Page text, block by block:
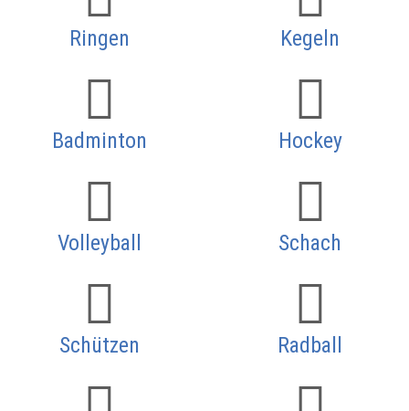
Ringen Kegeln
Badminton Hockey
Volleyball Schach
Schützen Radball